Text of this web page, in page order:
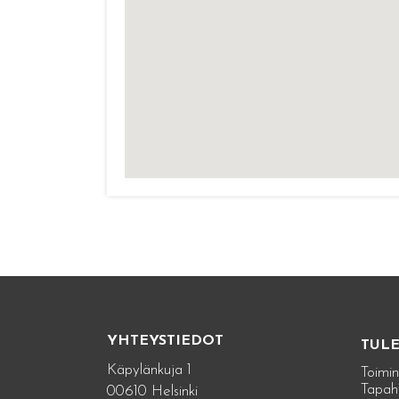
YHTEYSTIEDOT
Käpylänkuja 1
00610 Helsinki